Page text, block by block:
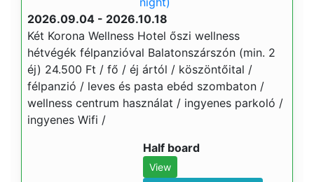
2026.09.04 - 2026.10.18
Két Korona Wellness Hotel őszi wellness
hétvégék félpanzióval Balatonszárszón (min. 2
éj) 24.500 Ft / fő / éj ártól / köszöntőital /
félpanzió / leves és pasta ebéd szombaton /
wellness centrum használat / ingyenes parkoló /
ingyenes Wifi /
Half board
View